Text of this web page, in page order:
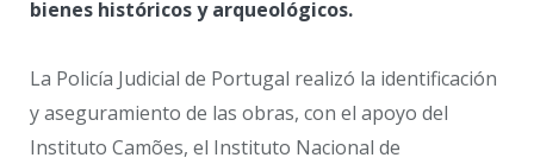
bienes históricos y arqueológicos.
La Policía Judicial de Portugal realizó la identificación
y aseguramiento de las obras, con el apoyo del
Instituto Camões, el Instituto Nacional de